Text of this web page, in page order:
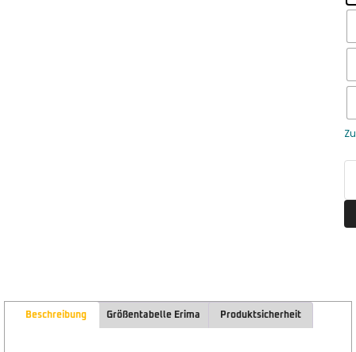
Beschreibung Größentabelle Erima Produktsicherheit